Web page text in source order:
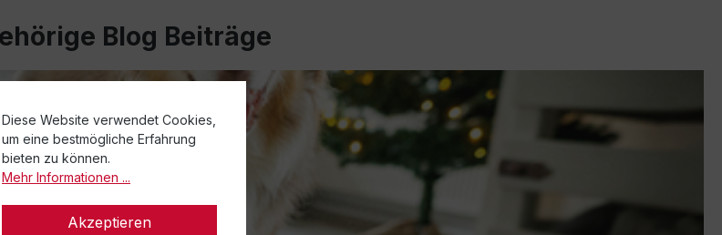
Blog Beiträge
Diese Website verwendet Cookies,
um eine bestmögliche Erfahrung
bieten zu können.
Mehr Informationen ...
Akzeptieren